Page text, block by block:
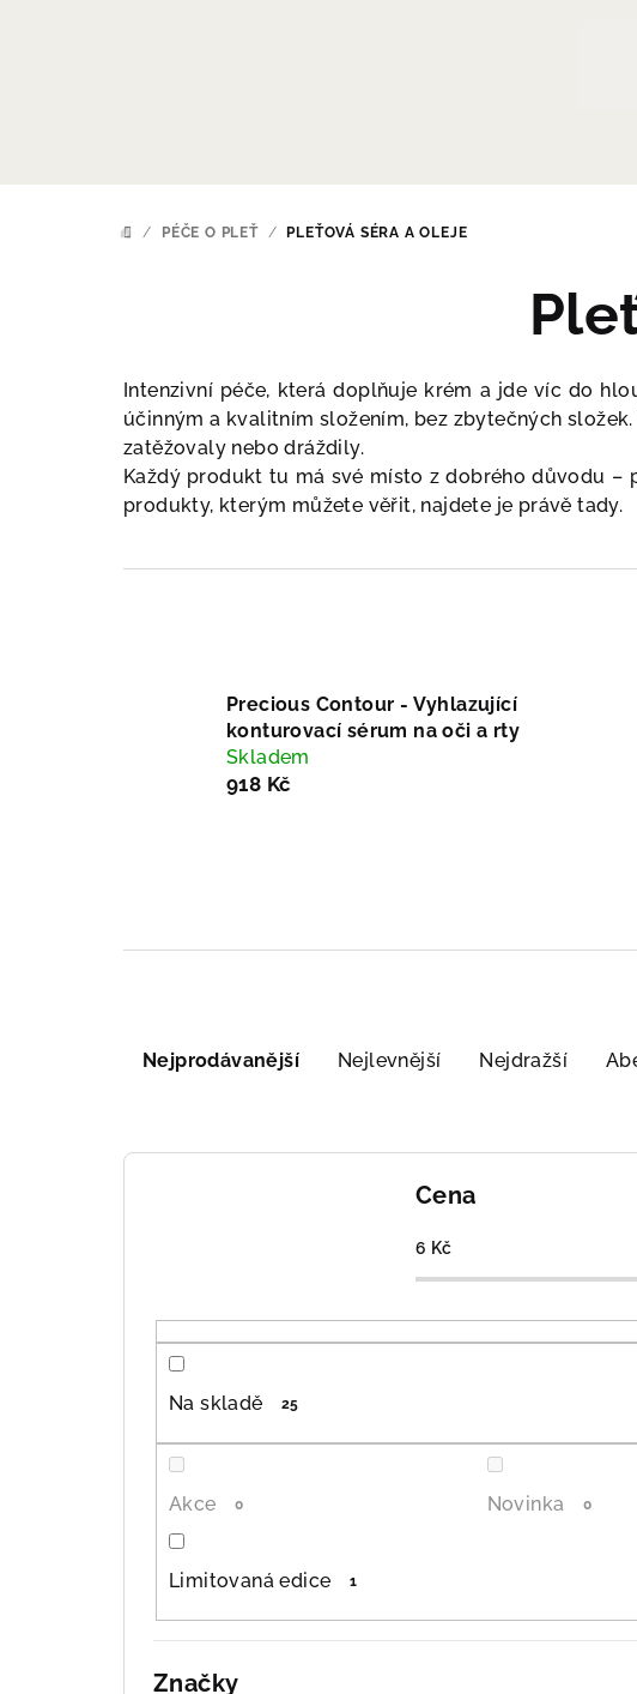
DOMŮ
/ PÉČE O PLEŤ / PLEŤOVÁ SÉRA A OLEJE
Intenzivní péče, která doplňuje krém a jde víc do
účinným a kvalitním složením, bez zbytečných
zatěžovaly nebo dráždily.
Každý produkt tu má své místo z dobrého důvodu
produkty, kterým můžete věřit, najdete je právě tady.
Precious Contour - Vyhlazující
konturovací sérum na oči a rty
Skladem
918 Kč
a
e
Nejprodávanější Nejlevnější Nejdražší
Cena
6 Kč
Na skladě 25
Akce 0 Novinka 0
Limitovaná edice 1
Značky